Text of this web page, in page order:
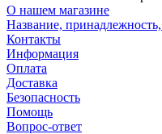
О нашем магазине
Название,
Контакты
Информация
Оплата
Доставка
Безопасность
Помощь
Вопрос-ответ